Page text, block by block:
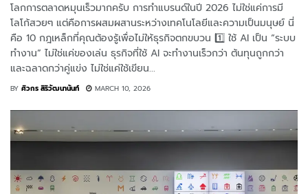
โลกการตลาดหมุนเร็วมากครับ การทำแบรนด์ในปี 2026 ไม่ใช่แค่การมี
โลโก้สวยๆ แต่คือการผสมผสานระหว่างเทคโนโลยีและความเป็นมนุษย์ นี่
คือ 10 กฎเหล็กที่คุณต้องรู้เพื่อไม่ให้ธุรกิจตกขบวน 1️⃣ ใช้ AI เป็น “ระบบ
ทำงาน” ไม่ใช่แค่ของเล่น ธุรกิจที่ใช้ AI จะทำงานเร็วกว่า ต้นทุนถูกกว่า
และฉลาดกว่าคู่แข่ง ไม่ใช่แค่ใช้เขียน...
BY ศิวกร สิริวัฒนานันท์ MARCH 10, 2026